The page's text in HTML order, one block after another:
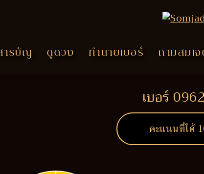
ารบัญ ดูดวง ทำนายเบอร์ ถามสมเ
เบอร์
คะแนนที่ได้